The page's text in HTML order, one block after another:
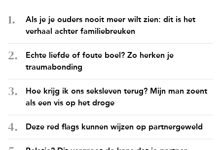
Als je je ouders nooit meer wilt zien: dit is het
verhaal achter familiebreuken
Echte liefde of foute boel? Zo herken je
traumabonding
Hoe krijg ik ons seksleven terug? Mijn man zoent
als een vis op het droge
Deze red flags kunnen wijzen op partnergeweld